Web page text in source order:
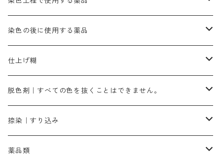
染料一覧ー100g入り
染料一覧ー500g入り
1kg
ピンクMB｜ピンク色
ローズMB｜鮮やかなピンク色）
スカイブルーMG｜緑みの空色
ターキスブルーHNG｜緑みの空色
グリーンMB｜緑色
ダークブロンMFB｜こげ茶色
ブロンHNR｜こげ茶色
黒色系
ブラックMK（赤みの黒色）
ブラックMG（青みの黒色）
白色系（定番の色合い）
ネオホワイトR
霧島産・晩秋茶｜黄金色（赤みの黄色）｜準備中
ローダミンB｜赤紫色｜マゼンダ色
摺込み刷毛（スリコミハケ）ー冬毛（柔らかいタイプ）
ローケツ用筆｜1本～販売
ローケツ用筆ー10%off｜20本セットお取り寄せ品
洋型紙（9番手｜中薄口、10番手｜中厚口）
有償サンプル品｜約20cm×27cm
洋型紙9番手｜中薄口｜約54cm×110cm
張木｜入荷待ち
伸子
型洗いブラシ
糊落とし剤｜ソルベンCA
濃染処理剤｜ソルバックスPS－900
染料の吸収促進剤
酢酸｜絹・羊毛・ナイロンに使用する
芒硝｜綿・麻の染色に使用する。
染料のムラ染め抑制剤（均染剤）
アゾリン200％｜綿・麻・絹・羊毛・ナイロンの染色
レオニールEHC｜反応染料用
染料の浸透剤
ソルバライトS-70｜各種繊維の浸し染めに使用可能
染料の定着向上剤
ライトフィックスAコンク｜綿・麻もしくは直接染料で染めた素材
アルカリ剤｜反応染料用
染色の後に使用する薬品
ソーピング剤｜未定着の染料を除去すること
ネオポールB－300｜反応染料のソーピング剤
仕上げ剤｜柔軟・平滑剤
白場汚染防止剤
仕上げ糊
カルボキシメチルセルロース（CMC）
海藻系
たんぱく質系
脱色剤｜すべての色を抜くことはできません。
脱色剤
全体脱色｜ハイドロサルファイトコンク
脱色助剤｜浸透・複色抑制剤
捺染｜すり込み
染料溶解剤｜染料の均一な浸透・吸着を補助する
薬品類